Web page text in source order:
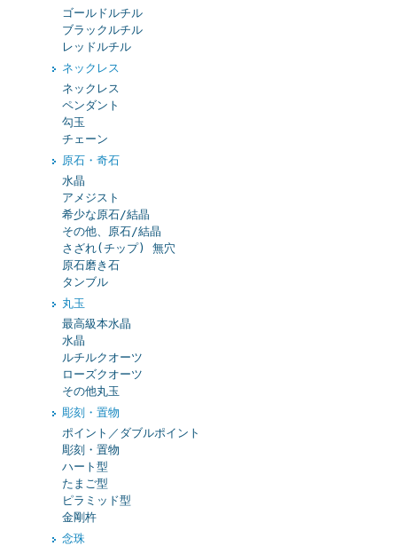
ゴールドルチル
ブラックルチル
レッドルチル
ネックレス
ネックレス
ペンダント
勾玉
チェーン
原石・奇石
水晶
アメジスト
希少な原石/結晶
その他、原石/結晶
さざれ(チップ) 無穴
原石磨き石
タンブル
丸玉
最高級本水晶
水晶
ルチルクオーツ
ローズクオーツ
その他丸玉
彫刻・置物
ポイント／ダブルポイント
彫刻・置物
ハート型
たまご型
ピラミッド型
金剛杵
念珠